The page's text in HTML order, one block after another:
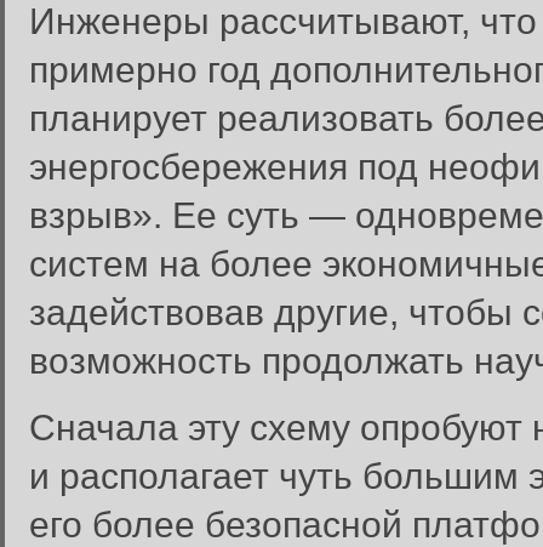
Инженеры рассчитывают,
примерно год
планирует реализовать
энергосбережения под
взрыв». Ее суть —
систем на более
задействовав другие, чтобы
возможность продолжать
Сначала эту схему
и располагает чуть большим
его более безопасной
Вход в систему